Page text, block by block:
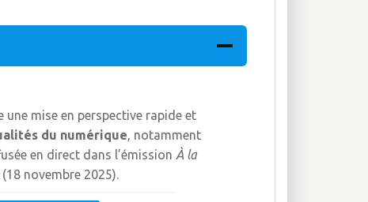
une mise en perspective rapide et
du numérique , notamment
en direct dans l’émission À la
novembre 2025).